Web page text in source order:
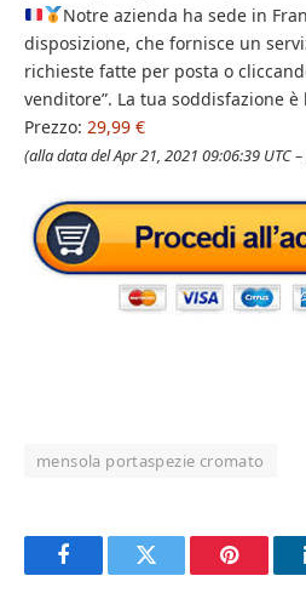
Notre azienda ha sede in
disposizione, che fornisce un
richieste fatte per posta o
venditore”. La tua soddisfazione
Prezzo: 29,99 €
(alla data del Apr 21, 2021 09:06:39 UTC –
mensola portaspezie cromato
FacebookTwitter Pinterest